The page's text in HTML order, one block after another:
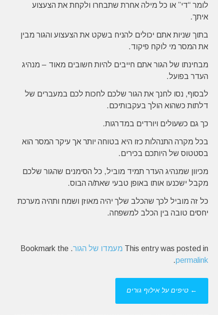
לומר “די” או כל מילה אחרת שתבחרו ולקחת את הצעצוע
איתך.
בתוך שניות אתם יכולים להניח בשקט את הצעצוע והגור מבין
את המסר מי לוקח פיקוד.
מבחינתו של הגור אתם חייבים להיות חשובים מאוד – מנהיג
העדר בפועל.
לבסוף, נסו לחנך את הגור שלכם לחכות לכם במעברים של
דלתות כשהוא הולך בעקבותיכם.
כך גם כשעולים ויורדים במדרגות.
בכל מקרה התנהלות כזו היא בטוחה יותר אך עיקר המסר הוא
בסטטוס של היותכם בכירים.
מכיוון שמנהיג העדר תמיד מוביל, כל הסימנים שהגור שלכם
מקבל ישכנעו אותו באופן טבעי שאת/ה הבוס.
כל זה מוביל לכך שהכלב שלך יהיה מאוזן ושמח ותהיה מערכת
יחסים טובה בין הכלב למשפחה.
This entry was posted in מעמדו של הגור. Bookmark the
permalink
.
Post
navigation
← טיפים על אילוף גורים